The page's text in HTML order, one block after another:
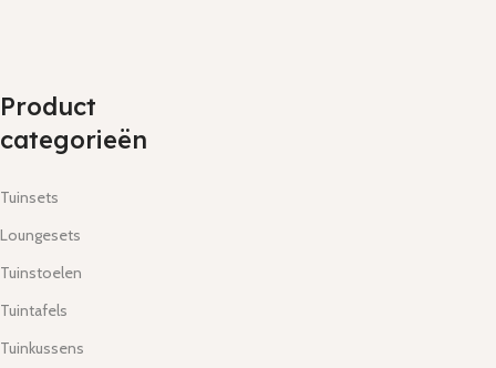
Product
categorieën
Tuinsets
Loungesets
Tuinstoelen
Tuintafels
Tuinkussens